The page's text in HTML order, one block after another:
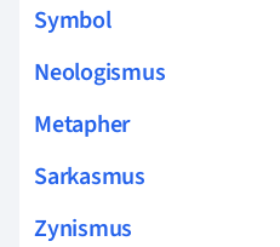
Symbol
Neologismus
Metapher
Sarkasmus
Zynismus